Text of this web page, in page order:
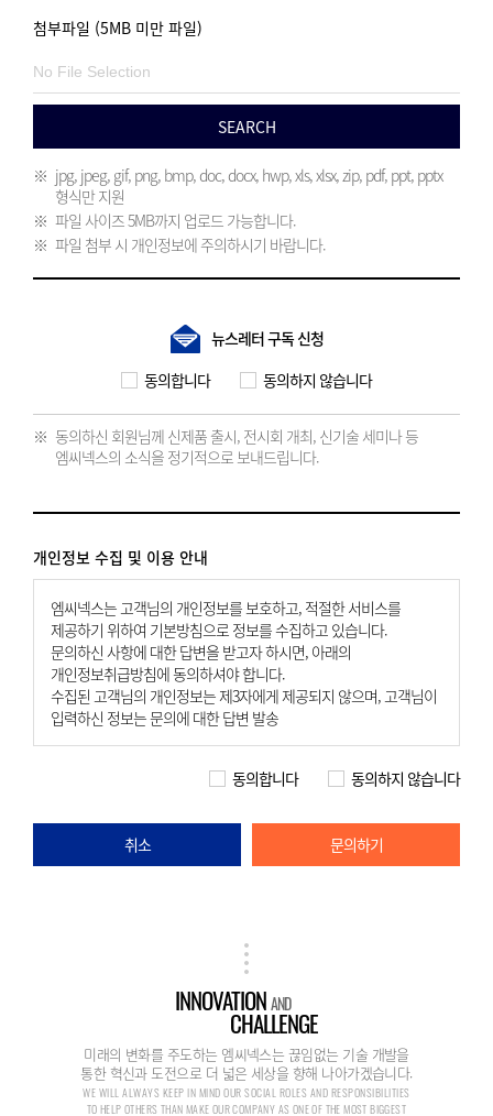
첨부파일 (5MB 미만 파일)
SEARCH
jpg, jpeg, gif, png, bmp, doc, docx, hwp, xls, xlsx, zip, pdf, ppt, pptx
형식만 지원
파일 사이즈 5MB까지 업로드 가능합니다.
파일 첨부 시 개인정보에 주의하시기 바랍니다.
뉴스레터 구독 신청
동의합니다
동의하지 않습니다
동의하신 회원님께 신제품 출시, 전시회 개최, 신기술 세미나 등
엠씨넥스의 소식을 정기적으로 보내드립니다.
개인정보 수집 및 이용 안내
엠씨넥스는 고객님의 개인정보를 보호하고, 적절한 서비스를
제공하기 위하여 기본방침으로 정보를 수집하고 있습니다.
문의하신 사항에 대한 답변을 받고자 하시면, 아래의
개인정보취급방침에 동의하셔야 합니다.
수집된 고객님의 개인정보는 제3자에게 제공되지 않으며, 고객님이
입력하신 정보는 문의에 대한 답변 발송
동의합니다 동의하지 않습니다
취소 문의하기
INNOVATIONAND
CHALLENGE
미래의 변화를 주도하는 엠씨넥스는 끊임없는 기술 개발을
통한 혁신과 도전으로 더 넓은 세상을 향해 나아가겠습니다.
WE WILL ALWAYS KEEP IN MIND OUR SOCIAL ROLES AND RESPONSIBILITIES
TO HELP OTHERS THAN MAKE OUR COMPANY AS ONE OF THE MOST BIGGEST